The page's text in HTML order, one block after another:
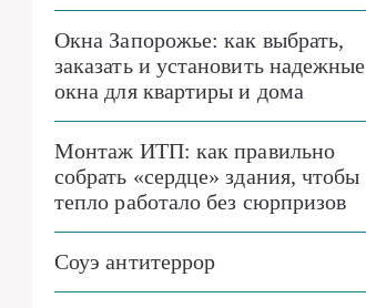
Окна Запорожье: как выбрать,
заказать и установить надежные
окна для квартиры и дома
Монтаж ИТП: как правильно
собрать «сердце» здания, чтобы
тепло работало без сюрпризов
Соуэ антитеррор